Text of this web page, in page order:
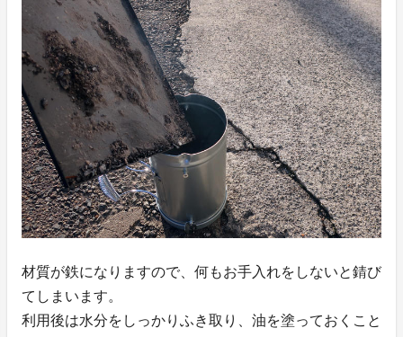
材質が鉄になりますので、何もお手入れをしないと錆び
てしまいます。
利用後は水分をしっかりふき取り、油を塗っておくこと